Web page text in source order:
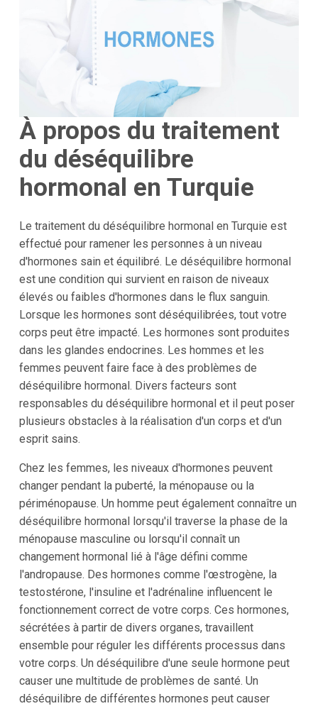
À propos du traitement
du déséquilibre
hormonal en Turquie
Le traitement du déséquilibre hormonal en Turquie est
effectué pour ramener les personnes à un niveau
d'hormones sain et équilibré. Le déséquilibre hormonal
est une condition qui survient en raison de niveaux
élevés ou faibles d'hormones dans le flux sanguin.
Lorsque les hormones sont déséquilibrées, tout votre
corps peut être impacté. Les hormones sont produites
dans les glandes endocrines. Les hommes et les
femmes peuvent faire face à des problèmes de
déséquilibre hormonal. Divers facteurs sont
responsables du déséquilibre hormonal et il peut poser
plusieurs obstacles à la réalisation d'un corps et d'un
esprit sains.
Chez les femmes, les niveaux d'hormones peuvent
changer pendant la puberté, la ménopause ou la
périménopause. Un homme peut également connaître un
déséquilibre hormonal lorsqu'il traverse la phase de la
ménopause masculine ou lorsqu'il connaît un
changement hormonal lié à l'âge défini comme
l'andropause. Des hormones comme l'œstrogène, la
testostérone, l'insuline et l'adrénaline influencent le
fonctionnement correct de votre corps. Ces hormones,
sécrétées à partir de divers organes, travaillent
ensemble pour réguler les différents processus dans
votre corps. Un déséquilibre d'une seule hormone peut
causer une multitude de problèmes de santé. Un
déséquilibre de différentes hormones peut causer